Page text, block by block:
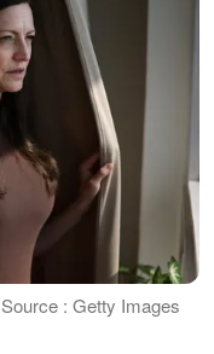
: Getty Images